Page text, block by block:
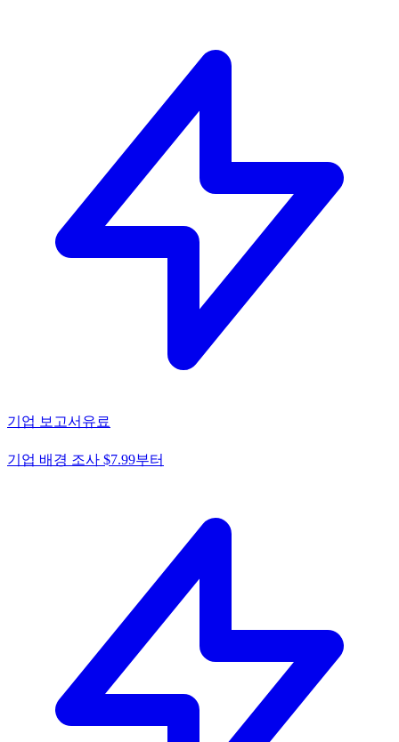
기업 보고서 유료
기업 배경 조사 $7.99부터